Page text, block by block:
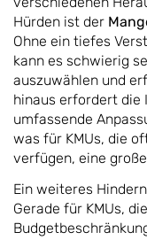
Hürden ist der
Ohne ein tiefes
kann es schwierig
auszuwählen und
hinaus erfordert die
umfassende
was für KMUs, die
verfügen, eine
Ein weiteres
Gerade für KMUs,